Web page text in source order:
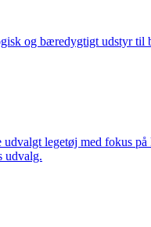
og bæredygtigt udstyr
udvalgt legetøj med fokus
udvalg.